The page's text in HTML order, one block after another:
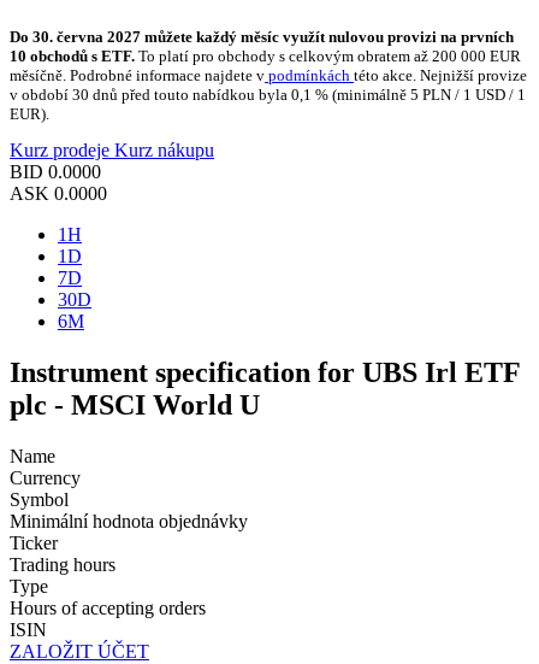
Do 30. června 2027 můžete každý měsíc využít nulovou provizi na prvních
10 obchodů s ETF. To platí pro obchody s celkovým obratem až 200 000 EUR
měsíčně. Podrobné informace najdete v podmínkách této akce. Nejnižší provize
v období 30 dnů před touto nabídkou byla 0,1 % (minimálně 5 PLN / 1 USD / 1
EUR).
Kurz prodeje Kurz nákupu
BID 0.0000
ASK 0.0000
1H
1D
7D
30D
6M
Instrument specification for UBS Irl ETF
plc - MSCI World U
Name
Currency
Symbol
Minimální hodnota objednávky
Ticker
Trading hours
Type
Hours of accepting orders
ISIN
ZALOŽIT ÚČET